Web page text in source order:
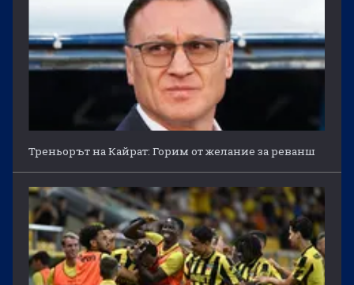
Треньорът на Кайрат: Горим от желание за реванш